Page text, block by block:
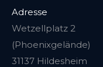
Adresse
Wetzellplatz 2
(Phoenixgelände)
31137 Hildesheim